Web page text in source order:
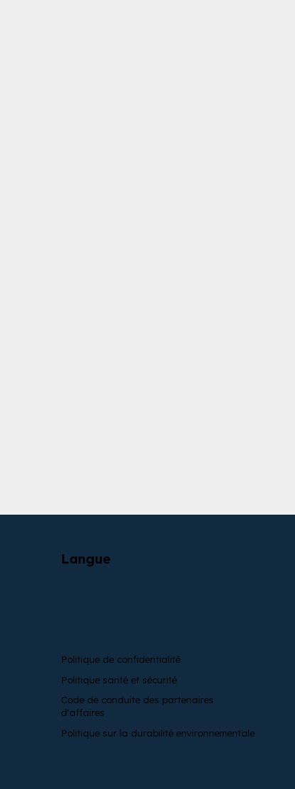
Langue
Politique de confidentialité
Politique santé et sécurité
Code de conduite des partenaires
d'affaires
Politique sur la durabilité environnementale